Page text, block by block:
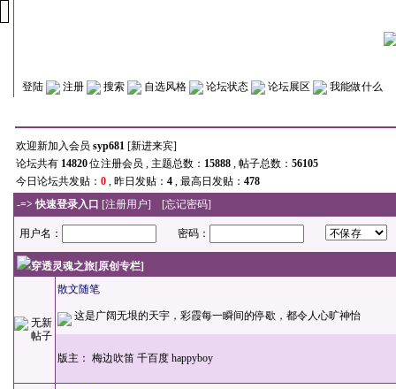
登陆 注册 搜索 自选风格 论坛状态 论坛展区 我能做什么
欢迎新加入会员 syp681 [新进来宾]
论坛共有 14820位注册会员 , 主题总数： 15888 , 帖子总数： 56105
今日论坛共发贴： 0 , 昨日发贴： 4 , 最高日发贴： 478
-=> 快速登录入口 [注册用户] [忘记密码]
用户名： 密码：
穿透灵魂之旅[原创专栏]
散文随笔
这是广阔无垠的天宇，彩霞每一瞬间的停歇，都令人心旷神怡
版主： 梅边吹笛 千百度 happyboy